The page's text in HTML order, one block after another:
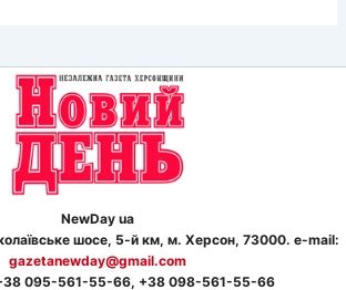
NewDay ua
шосе, 5-й км, м. Херсон, 73000. e-mail:
gazetanewday@gmail.com
095-561-55-66, +38 098-561-55-66